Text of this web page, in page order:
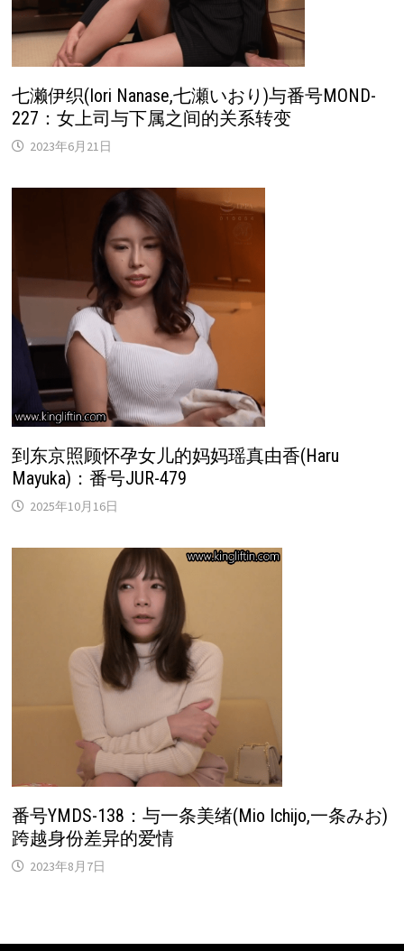
七濑伊织(Iori Nanase,七瀬いおり)与番号MOND-
227：女上司与下属之间的关系转变
2023年6月21日
到东京照顾怀孕女儿的妈妈瑶真由香(Haru
Mayuka)：番号JUR-479
2025年10月16日
番号YMDS-138：与一条美绪(Mio Ichijo,一条みお)
跨越身份差异的爱情
2023年8月7日